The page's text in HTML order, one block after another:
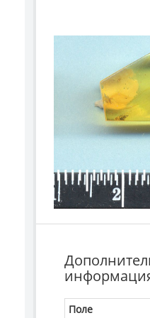
Поле